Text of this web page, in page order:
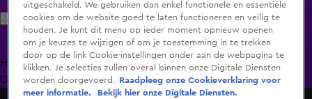
Zoeken
HomeUitzending Gemist Programma's De Bondgenoten
OranjezomerLivestreamsShop
uitgeschakeld. We gebruiken dan enkel functionele en essentiële
cookies om de website goed te laten functioneren en veilig te
houden. Je kunt dit menu op ieder moment opnieuw openen
om je keuzes te wijzigen of om je toestemming in te trekken
door op de link Cookie-instellingen onder aan de webpagina te
klikken. Je selecties zullen overal binnen onze Digitale Diensten
worden doorgevoerd.
Raadpleeg onze Cookieverklaring voor
meer informatie.
Bekijk hier onze Digitale Diensten.